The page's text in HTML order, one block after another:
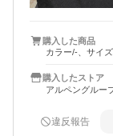
購入した商品
カラー/-、サイ
購入したストア
アルペングルー
違反報告